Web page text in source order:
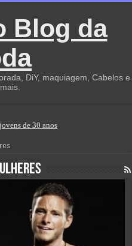
Blog da
DiY, maquiagem, Cabelos e
de 30 anos